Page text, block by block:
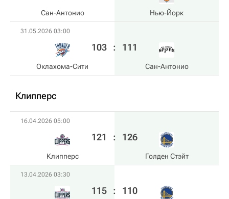
Сан-Антонио Нью-Йорк
31.05.2026 03:00
Оклахома-Сити
103 : 111
Сан-Антонио
Клипперс
16.04.2026 05:00
Клипперс
121 : 126
Голден Стэйт
13.04.2026 03:30
115 : 110